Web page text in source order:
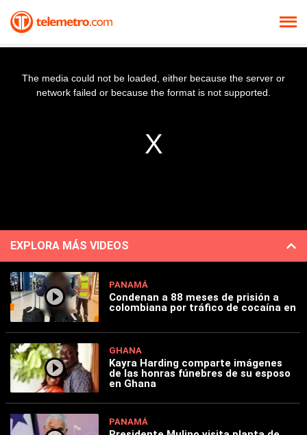
The media could not be loaded, either because the server or
network failed or because the format is not supported.
EXPLORA MÁS VIDEOS
PANAMÁ
Condenan a 88 meses de prisión a
colombiana por tráfico de cocaína en
GHANA
Kayra Harding comparte imágenes
de las honras fúnebres de su esposo
en Ghana
PANAMÁ